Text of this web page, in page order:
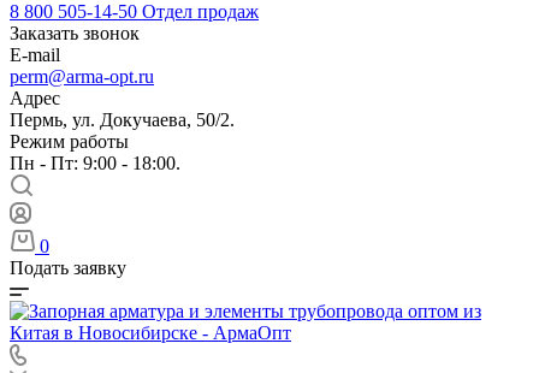
8 800 505-14-50 Отдел продаж
Заказать звонок
E-mail
perm@arma-opt.ru
Адрес
Пермь, ул. Докучаева, 50/2.
Режим работы
Пн - Пт: 9:00 - 18:00.
0
Подать заявку